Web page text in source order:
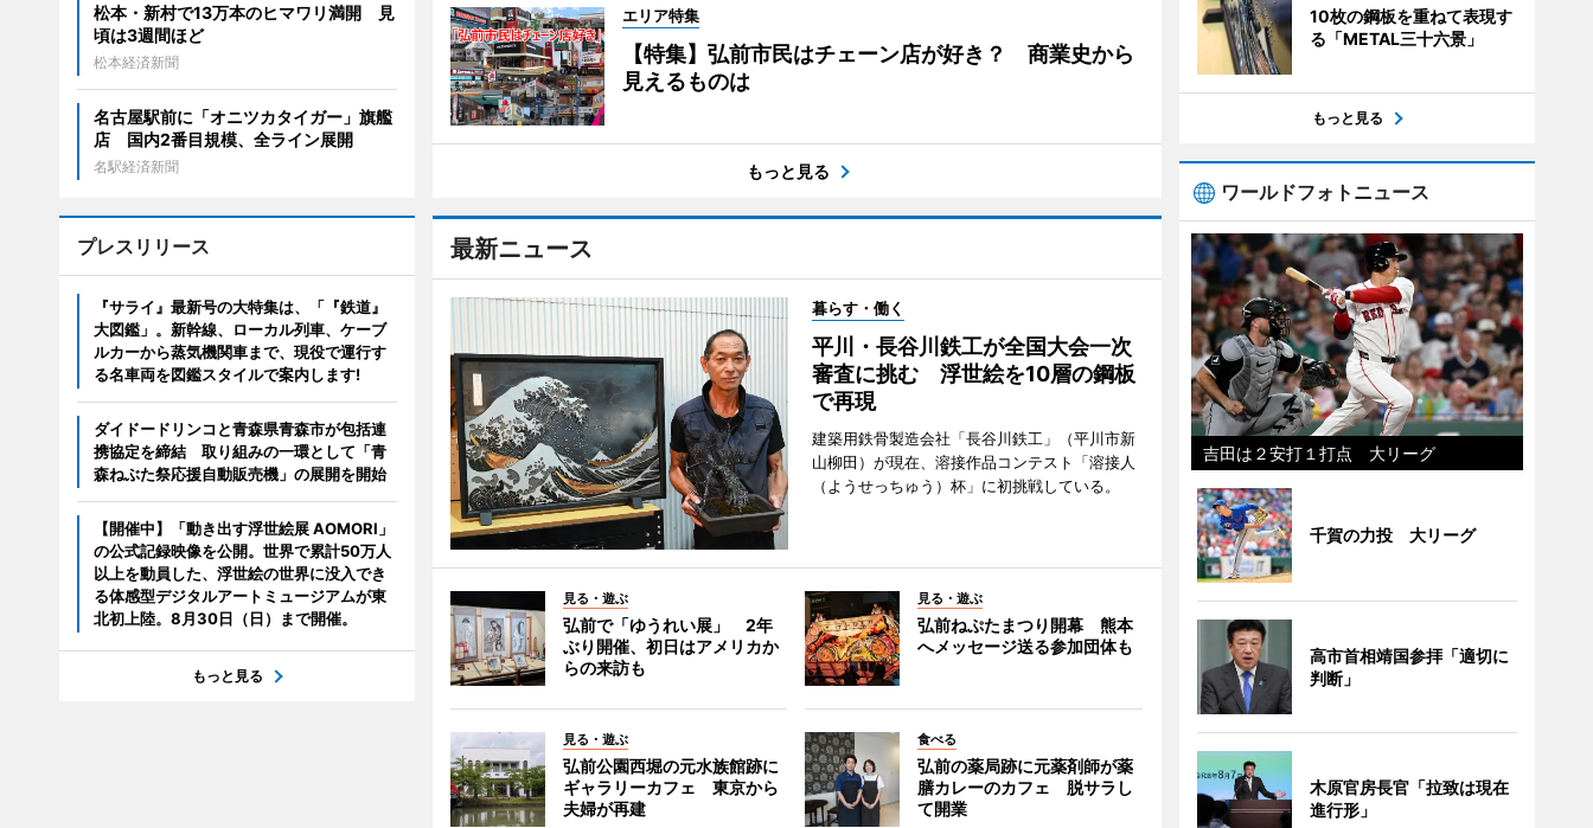
エリア特集
【特集】弘前市民はチェーン店が好き？ 商業史から
見えるものは
もっと見る
最新ニュース
暮らす・働く
平川・長谷川鉄工が全国大会一次
審査に挑む 浮世絵を10層の鋼板
で再現
建築用鉄骨製造会社「長谷川鉄工」（平川市新
山柳田）が現在、溶接作品コンテスト「溶接人
（ようせっちゅう）杯」に初挑戦している。
見る・遊ぶ
弘前で「ゆうれい展」 2年
ぶり開催、初日はアメリカか
らの来訪も
見る・遊ぶ
弘前ねぷたまつり開幕 熊本
へメッセージ送る参加団体も
見る・遊ぶ
弘前公園西堀の元水族館跡に
ギャラリーカフェ 東京から
夫婦が再建
食べる
弘前の薬局跡に元薬剤師が薬
膳カレーのカフェ 脱サラし
て開業
松本・新村で13万本のヒマワリ満開 見
頃は3週間ほど
松本経済新聞
名古屋駅前に「オニツカタイガー」旗艦
店 国内2番目規模、全ライン展開
名駅経済新聞
プレスリリース
『サライ』最新号の大特集は、「『鉄道』
大図鑑」。新幹線、ローカル列車、ケーブ
ルカーから蒸気機関車まで、現役で運行す
る名車両を図鑑スタイルで案内します!
ダイドードリンコと青森県青森市が包括連
携協定を締結 取り組みの一環として「青
森ねぶた祭応援自動販売機」の展開を開始
【開催中】「動き出す浮世絵展 AOMORI」
の公式記録映像を公開。世界で累計50万人
以上を動員した、浮世絵の世界に没入でき
る体感型デジタルアートミュージアムが東
北初上陸。8月30日（日）まで開催。
もっと見る
10枚の鋼板を重ねて表現す
る「METAL三十六景」
もっと見る
ワールドフォトニュース
吉田は２安打１打点 大リーグ
千賀の力投 大リーグ
高市首相靖国参拝「適切に
判断」
木原官房長官「拉致は現在
進行形」